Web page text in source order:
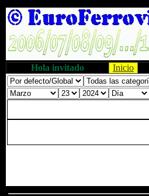
Hola invitado Inicio